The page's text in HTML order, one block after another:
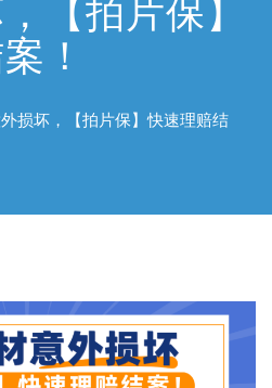
【拍片保】
！
损坏，【拍片保】快速理赔结